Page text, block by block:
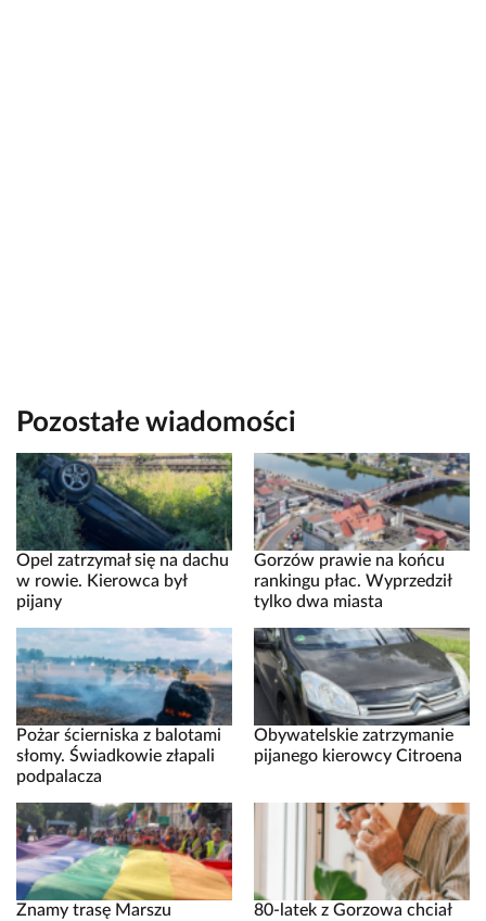
Pozostałe wiadomości
Opel zatrzymał się na dachu
w rowie. Kierowca był
pijany
Gorzów prawie na końcu
rankingu płac. Wyprzedził
tylko dwa miasta
Pożar ścierniska z balotami
słomy. Świadkowie złapali
podpalacza
Obywatelskie zatrzymanie
pijanego kierowcy Citroena
Znamy trasę Marszu
80-latek z Gorzowa chciał